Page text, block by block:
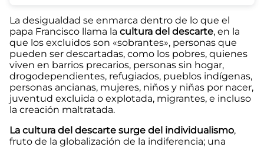
La desigualdad se enmarca dentro de lo que el
papa Francisco llama la cultura del descarte, en la
que los excluidos son «sobrantes», personas que
pueden ser descartadas, como los pobres, quienes
viven en barrios precarios, personas sin hogar,
drogodependientes, refugiados, pueblos indígenas,
personas ancianas, mujeres, niños y niñas por nacer,
juventud excluida o explotada, migrantes, e incluso
la creación maltratada.
La cultura del descarte surge del individualismo,
fruto de la globalización de la indiferencia; una